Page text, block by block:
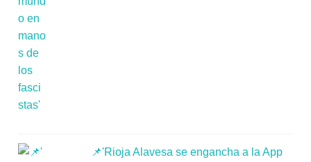
📌'Rioja Alavesa se engancha a la App